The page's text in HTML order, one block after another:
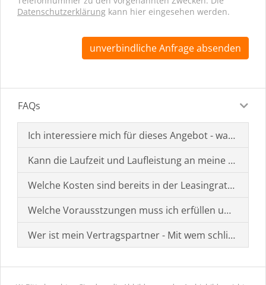
Datenschutzerklärung kann hier eingesehen werden.
unverbindliche Anfrage absenden
FAQs
Ich interessiere mich für dieses Angebot - was muss
Kann die Laufzeit und Laufleistung an meine
Welche Kosten sind bereits in der Leasingrate
Welche Vorausstzungen muss ich erfüllen um einen
Wer ist mein Vertragspartner - Mit wem schließe ich